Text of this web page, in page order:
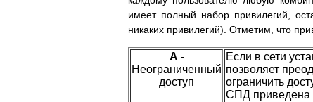
имеет полный набор привилегий,
никаких привилегий). Отметим, что
A -
Неограниченный
доступ
Если в сети
позволяет
ограничить
СПД приведена